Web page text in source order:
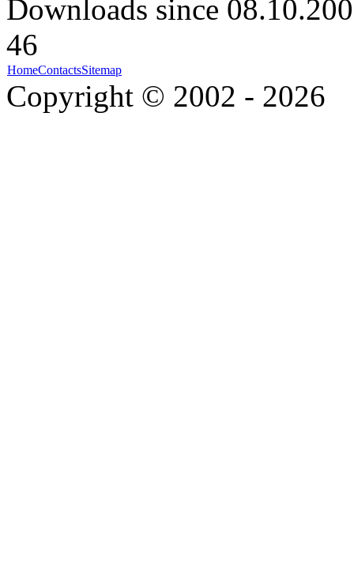
Downloads since
46
HomeContactsSitemap
Copyright © 2002 - 2026